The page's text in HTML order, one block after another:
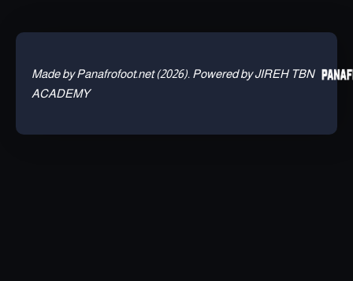
Made by Panafrofoot.net (2026). Powered by JIREH TBN
ACADEMY